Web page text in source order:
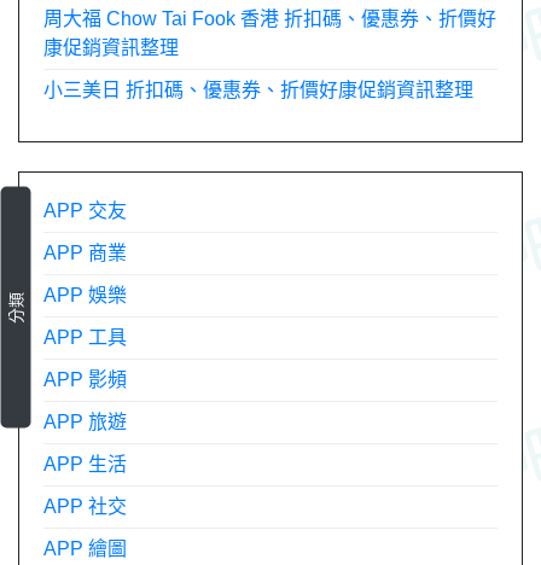
周大福 Chow Tai Fook 香港 折扣碼、優惠券、折價好
康促銷資訊整理
小三美日 折扣碼、優惠券、折價好康促銷資訊整理
分類
APP 交友
APP 商業
APP 娛樂
APP 工具
APP 影頻
APP 旅遊
APP 生活
APP 社交
APP 繪圖